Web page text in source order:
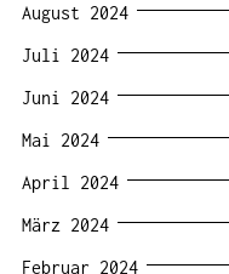
August 2024
Juli 2024
Juni 2024
Mai 2024
April 2024
März 2024
Februar 2024